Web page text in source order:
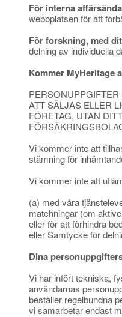
För interna
webbplatsen för att
För forskning, med
delning av individuella
Kommer MyHeritage
ATT SÄLJAS ELLER
FÖRETAG, UTAN
Vi kommer inte att
stämning för
Vi kommer inte att
(a) med våra
matchningar (om
eller för att förhindra
eller Samtycke för
Dina
Vi har infört tekniska,
användarnas
beställer regelbundna
vi samarbetar endast